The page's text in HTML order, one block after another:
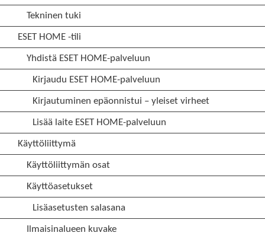
Tekninen tuki
ESET HOME -tili
Yhdistä ESET HOME-palveluun
Kirjaudu ESET HOME-palveluun
Kirjautuminen epäonnistui – yleiset virheet
Lisää laite ESET HOME-palveluun
Käyttöliittymä
Käyttöliittymän osat
Käyttöasetukset
Lisäasetusten salasana
Ilmaisinalueen kuvake